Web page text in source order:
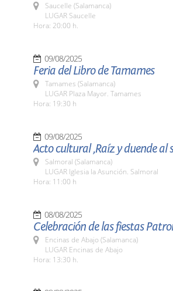
Saucelle (Salamanca)
LUGAR Saucelle
Hora: 20:00 h.
09/08/2025
Feria del Libro de Tamames
Tamames (Salamanca)
LUGAR Plaza Mayor. Tamames
Hora: 19:30 h
09/08/2025
Acto cultural ,Raíz y duende al
Salmoral (Salamanca)
LUGAR Iglesia la Asunción. Salmoral
Hora: 11:00 h
08/08/2025
Celebración de las fiestas
Encinas de Abajo (Salamanca)
LUGAR Encinas de Abajo
Hora: 13:30 h.